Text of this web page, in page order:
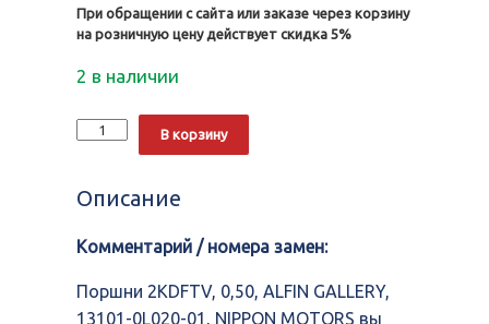
При обращении с сайта или заказе через корзину
на розничную цену действует скидка 5%
2 в наличии
Количество
Поршни
ALFIN
13101-
01,
NIPPON
В корзину
Описание
Комментарий / номера замен:
Поршни 2KDFTV, 0,50, ALFIN GALLERY,
13101-0L020-01, NIPPON MOTORS вы